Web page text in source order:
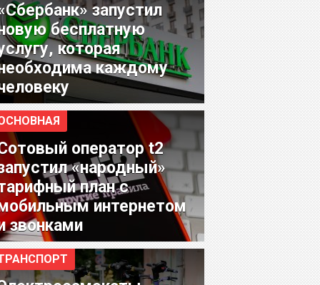
запустил
бесплатную
которая
каждому
оператор t2
«народный»
план с
интернетом
звонками